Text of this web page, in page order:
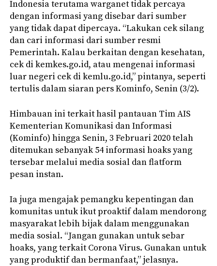
Indonesia terutama warganet tidak percaya
dengan informasi yang disebar dari sumber
yang tidak dapat dipercaya. “Lakukan cek silang
dan cari informasi dari sumber resmi
Pemerintah. Kalau berkaitan dengan kesehatan,
cek di kemkes.go.id, atau mengenai informasi
luar negeri cek di kemlu.go.id,” pintanya, seperti
tertulis dalam siaran pers Kominfo, Senin (3/2).
Himbauan ini terkait hasil pantauan Tim AIS
Kementerian Komunikasi dan Informasi
(Kominfo) hingga Senin, 3 Februari 2020 telah
ditemukan sebanyak 54 informasi hoaks yang
tersebar melalui media sosial dan flatform
pesan instan.
Ia juga mengajak pemangku kepentingan dan
komunitas untuk ikut proaktif dalam mendorong
masyarakat lebih bijak dalam menggunakan
media sosial. “Jangan gunakan untuk sebar
hoaks, yang terkait Corona Virus. Gunakan untuk
yang produktif dan bermanfaat,” jelasnya.